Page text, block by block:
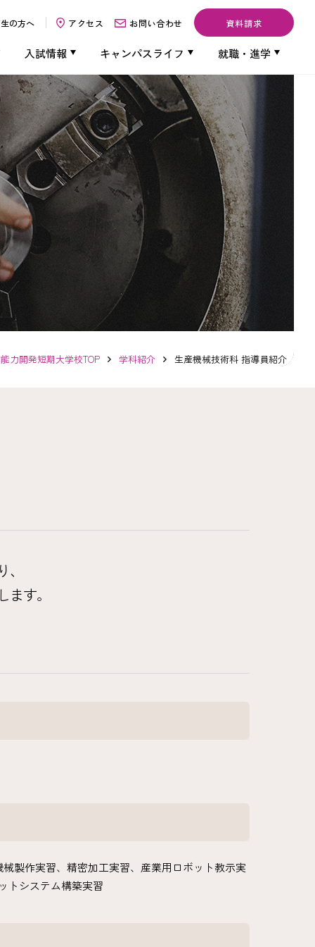
の方へ アクセス お問い合わせ 資料請求
入試情報 キャンパスライフ 就職 ・ 進学
力開発短期大学校TOP 学科紹介 生産機械技術科 指導員紹介
す。
製作実習、精密加工実習、産業用ロボット教示実
トシステム構築実習